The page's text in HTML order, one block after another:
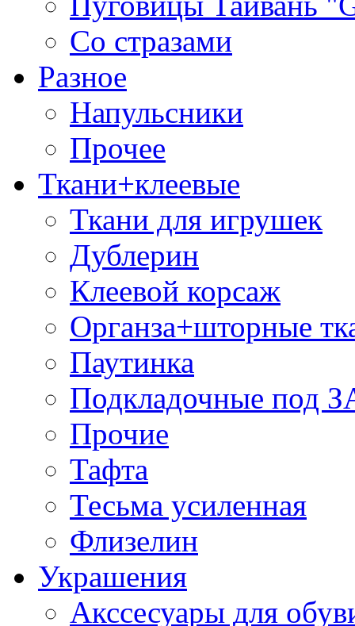
Со стразами
Разное
Напульсники
Прочее
Ткани+клеевые
Ткани для игрушек
Дублерин
Клеевой корсаж
Органза+шторные
Паутинка
Подкладочные под
Прочие
Тафта
Тесьма усиленная
Флизелин
Украшения
Акссесуары для